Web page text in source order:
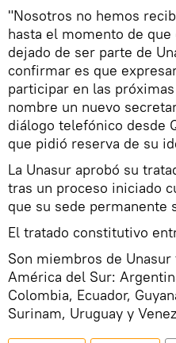
"Nosotros no hemos
hasta el momento de
dejado de ser parte de
confirmar es que
participar en las
nombre un nuevo
diálogo telefónico desde
que pidió reserva de su
La Unasur aprobó su
tras un proceso iniciado
que su sede permanente
El tratado constitutivo
Son miembros de
América del Sur:
Colombia, Ecuador,
Surinam, Uruguay y